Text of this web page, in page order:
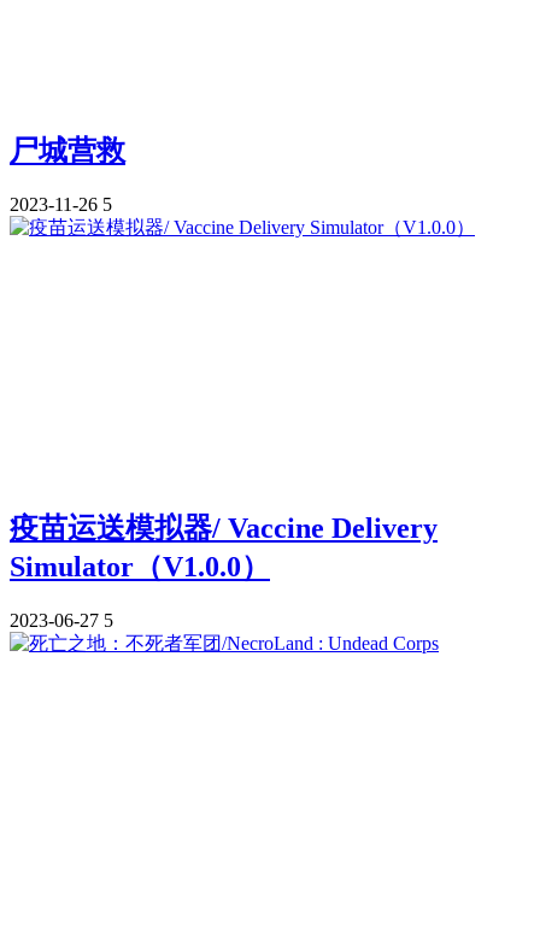
尸城营救
2023-11-26 5
疫苗运送模拟器/ Vaccine Delivery
Simulator（V1.0.0）
2023-06-27 5